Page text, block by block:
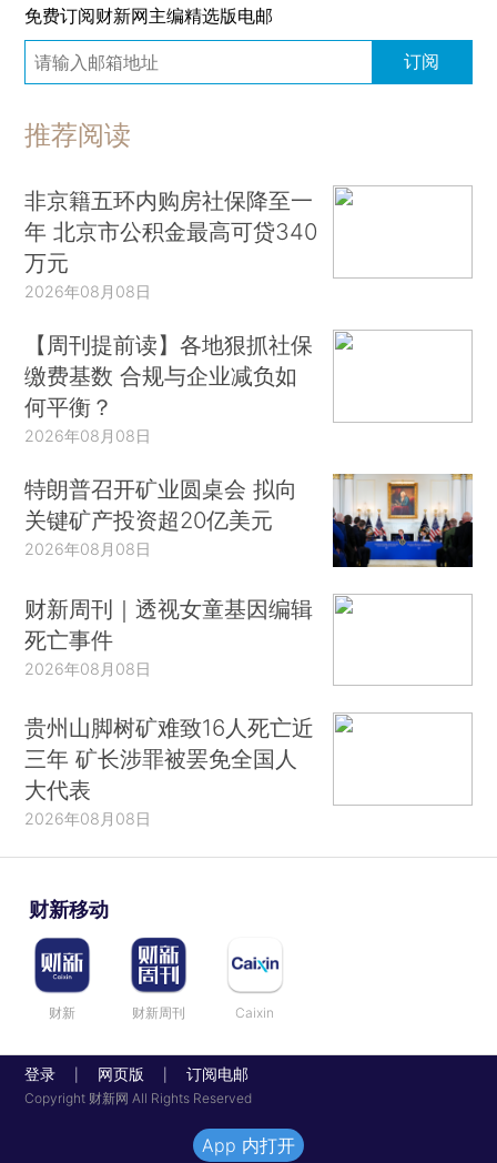
免费订阅财新网主编精选版电邮
订阅
推荐阅读
非京籍五环内购房社保降至一
年 北京市公积金最高可贷340
万元
2026年08月08日
【周刊提前读】各地狠抓社保
缴费基数 合规与企业减负如
何平衡？
2026年08月08日
特朗普召开矿业圆桌会 拟向
关键矿产投资超20亿美元
2026年08月08日
财新周刊｜透视女童基因编辑
死亡事件
2026年08月08日
贵州山脚树矿难致16人死亡近
三年 矿长涉罪被罢免全国人
大代表
2026年08月08日
财新移动
财新 财新周刊 Caixin
登录 网页版 订阅电邮
Copyright 财新网 All Rights Reserved
App 内打开